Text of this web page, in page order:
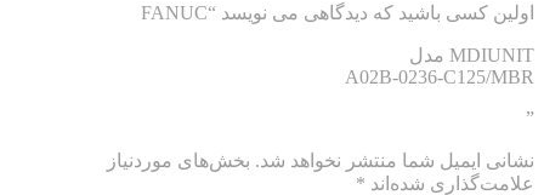
اولین کسی باشید که دیدگاهی می نویسد “FANUC
MDIUNIT مدل
A02B-0236-C125/MBR
”
نشانی ایمیل شما منتشر نخواهد شد. بخش‌های موردنیاز
علامت‌گذاری شده‌اند *